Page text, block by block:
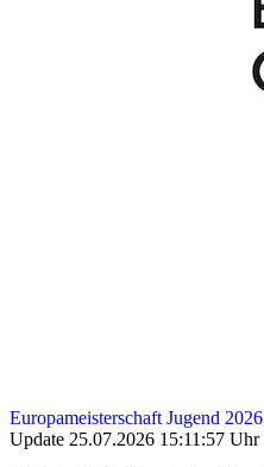
Europameisterschaft Jugend 2026
Update 25.07.2026 15:11:57 Uhr